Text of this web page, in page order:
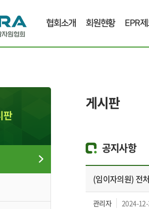
협회소개 회원현황 EPR
판
게시판
공지사항
(임이자의원) 전
관리자 2024-